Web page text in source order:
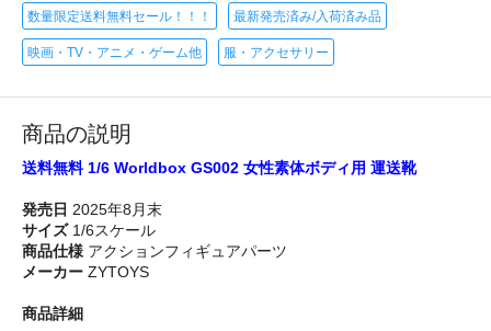
数量限定送料無料セール！！！ 最新発売済み/入荷済み品
映画・TV・アニメ・ゲーム他 服・アクセサリー
商品の説明
送料無料 1/6 Worldbox GS002 女性素体ボディ用 運送靴
発売日 2025年8月末
サイズ1/6スケール
商品仕様 アクションフィギュアパーツ
メーカー ZYTOYS
商品詳細